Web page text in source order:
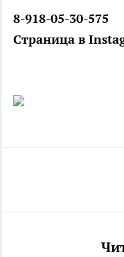
8-918-05-30-575
Страница в